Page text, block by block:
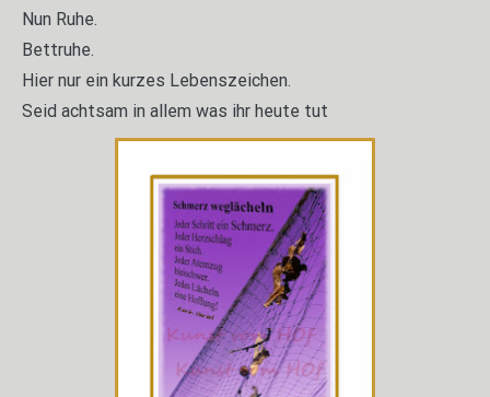
Nun Ruhe.
Bettruhe.
Hier nur ein kurzes Lebenszeichen.
Seid achtsam in allem was ihr heute tut